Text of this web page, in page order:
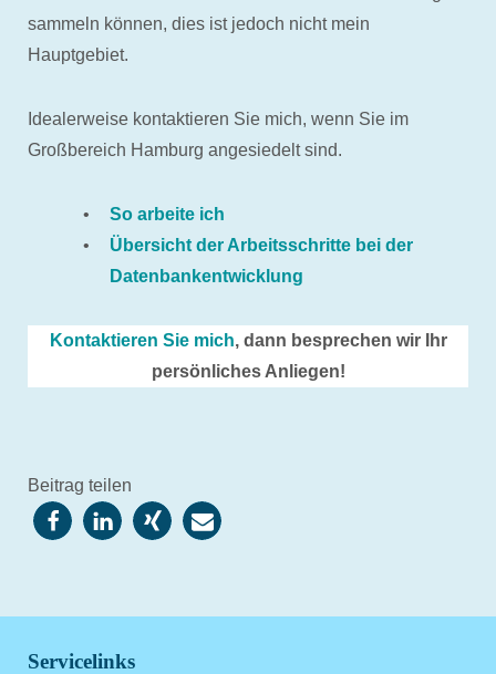
sammeln können, dies ist jedoch nicht mein
Hauptgebiet.
Idealerweise kontaktieren Sie mich, wenn Sie im
Großbereich Hamburg angesiedelt sind.
So arbeite ich
Übersicht der Arbeitsschritte bei der
Datenbankentwicklung
Kontaktieren Sie mich, dann besprechen wir Ihr
persönliches Anliegen!
Beitrag teilen
Servicelinks